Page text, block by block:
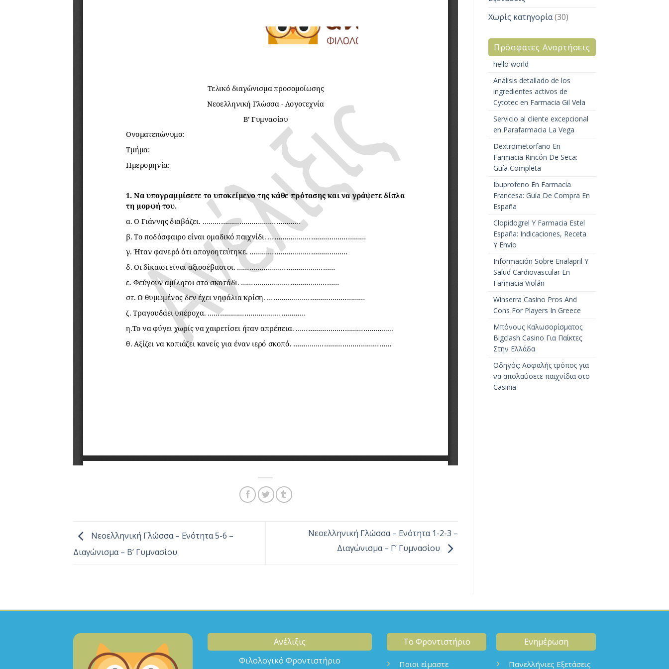
Νεοελληνική Γλώσσα – Ενότητα 5-6 –
Διαγώνισμα – Β’ Γυμνασίου
Νεοελληνική Γλώσσα – Ενότητα 1-2-3 –
Διαγώνισμα – Γ’ Γυμνασίου
Χωρίς κατηγορία(30)
Πρόσφατες Αναρτήσεις
hello world
Análisis detallado de los
ingredientes activos de
Cytotec en Farmacia Gil Vela
Servicio al cliente excepcional
en Parafarmacia La Vega
Dextrometorfano En
Farmacia Rincón De Seca:
Guía Completa
Ibuprofeno En Farmacia
Francesa: Guía De Compra En
España
Clopidogrel Y Farmacia Estel
España: Indicaciones, Receta
Y Envío
Información Sobre Enalapril Y
Salud Cardiovascular En
Farmacia Violán
Winserra Casino Pros And
Cons For Players In Greece
Μπόνους Καλωσορίσματος
Bigclash Casino Για Παίκτες
Στην Ελλάδα
Οδηγός: Ασφαλής τρόπος για
να απολαύσετε παιχνίδια στο
Casinia
Ανέλιξις
Φιλολογικό Φροντιστήριο
Το Φροντιστήριο
Ποιοι είμαστε
Ενημέρωση
Πανελλήνιες Εξετάσεις